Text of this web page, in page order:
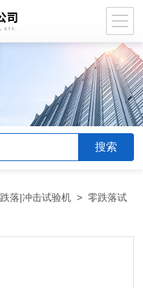
跌落|冲击试验机 >零跌落试